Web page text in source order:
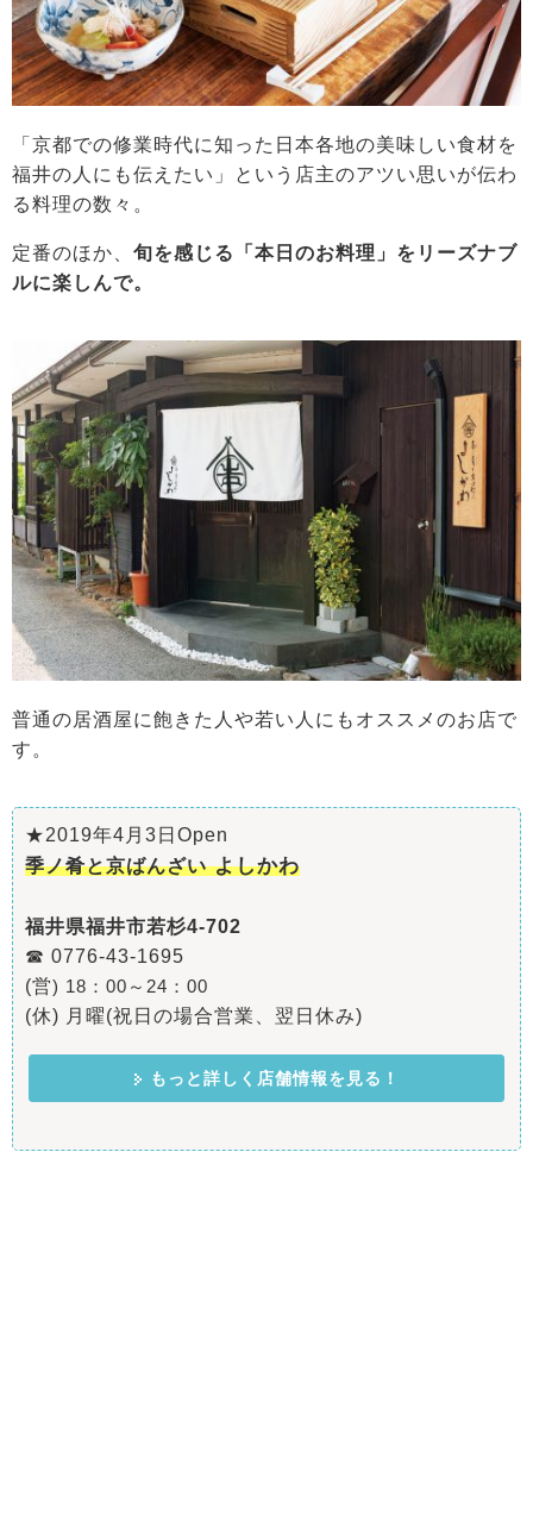
「京都での修業時代に知った日本各地の美味しい食材を
福井の人にも伝えたい」という店主のアツい思いが伝わ
る料理の数々。
定番のほか、 旬を感じる「本日のお料理」をリーズナブ
ルに楽しんで。
普通の居酒屋に飽きた人や若い人にもオススメのお店で
す。
★2019年4月3日Open
季ノ肴と京ばんざいよしかわ
福井県福井市若杉4-702
☎ 0776-43-1695
(営) 18：00～24：00
(休) 月曜(祝日の場合営業、翌日休み)
もっと詳しく店舗情報を見る！